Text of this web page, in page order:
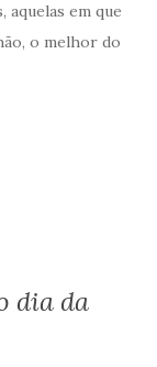
aquelas em que
o melhor do
dia da